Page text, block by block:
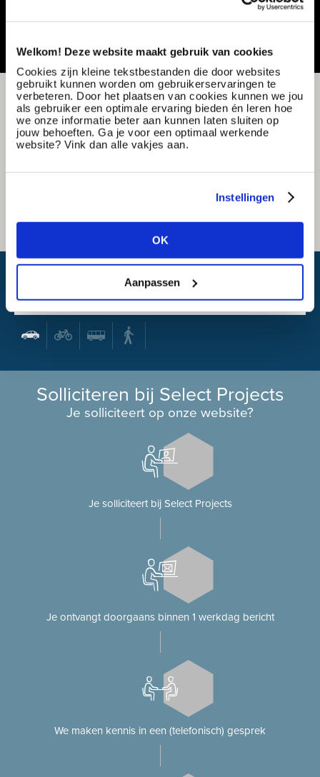
Welkom! Deze website maakt gebruik van cookies
Cookies zijn kleine tekstbestanden die door websites
gebruikt kunnen worden om gebruikerservaringen te
verbeteren. Door het plaatsen van cookies kunnen we jou
als gebruiker een optimale ervaring bieden én leren hoe
we onze informatie beter aan kunnen laten sluiten op
jouw behoeften. Ga je voor een optimaal werkende
website? Vink dan alle vakjes aan.
Instellingen
OK
Aanpassen
Solliciteren bij Select Projects
Je solliciteert op onze website?
Je solliciteert bij Select Projects
Je ontvangt doorgaans binnen 1 werkdag bericht
We maken kennis in een (telefonisch) gesprek